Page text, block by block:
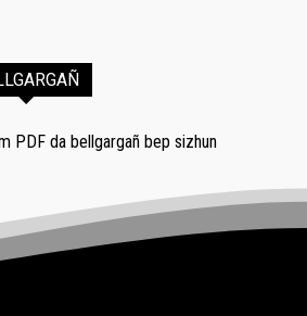
PDF da bellgargañ bep sizhun